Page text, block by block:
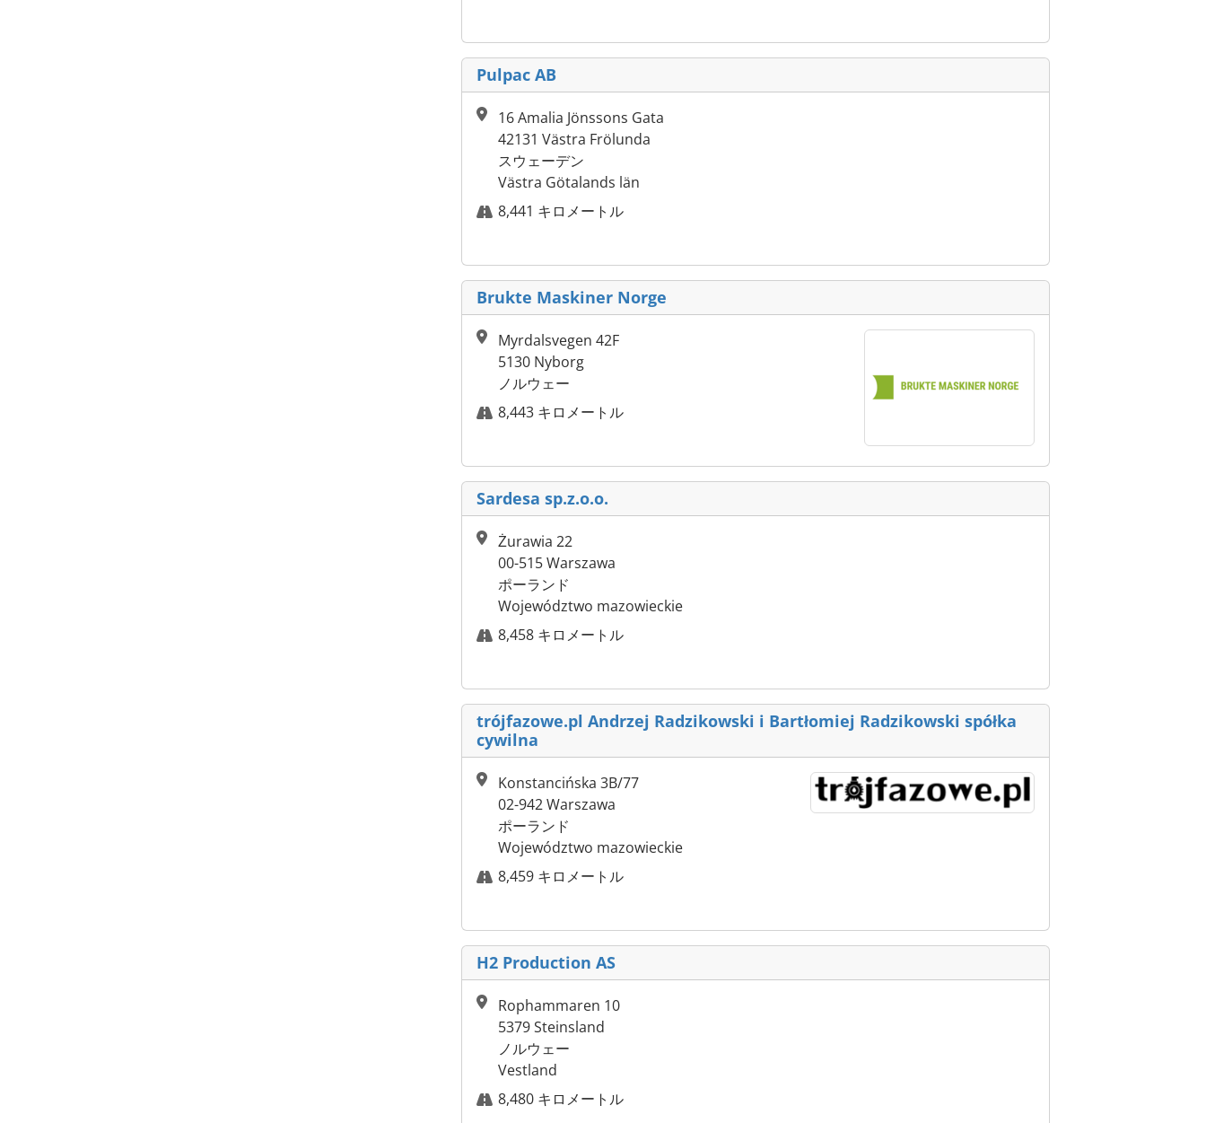
Pulpac AB
16 Amalia Jönssons Gata
42131 Västra Frölunda
スウェーデン
Västra Götalands län
8,441 キロメートル
Brukte Maskiner Norge
Myrdalsvegen 42F
5130 Nyborg
ノルウェー
8,443 キロメートル
Sardesa sp.z.o.o.
Żurawia 22
00-515 Warszawa
ポーランド
Województwo mazowieckie
8,458 キロメートル
trójfazowe.pl Andrzej Radzikowski i Bartłomiej Radzikowski spółka
cywilna
Konstancińska 3B/77
02-942 Warszawa
ポーランド
Województwo mazowieckie
8,459 キロメートル
H2 Production AS
Rophammaren 10
5379 Steinsland
ノルウェー
Vestland
8,480 キロメートル